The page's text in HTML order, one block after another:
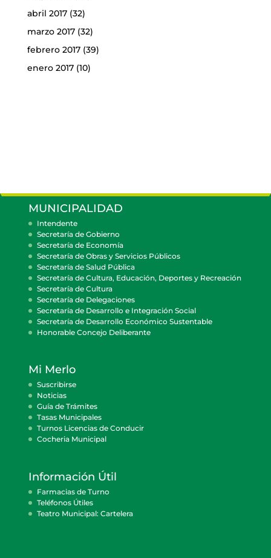
abril 2017(32)
marzo 2017(32)
febrero 2017(39)
enero 2017(10)
MUNICIPALIDAD
Intendente
Secretaría de Gobierno
Secretaría de Economía
Secretaría de Obras y Servicios Públicos
Secretaría de Salud Pública
Secretaría de Cultura, Educación, Deportes y Recreación
Secretaría de Cultura
Secretaría de Delegaciones
Secretaría de Desarrollo e Integración Social
Secretaría de Desarrollo Económico Sustentable
Honorable Concejo Deliberante
Mi Merlo
Suscribirse
Noticias
Guía de Trámites
Tasas Municipales
Turnos Licencias de Conducir
Cocheria Municipal
Información Útil
Farmacias de Turno
Teléfonos Útiles
Teatro Municipal: Cartelera